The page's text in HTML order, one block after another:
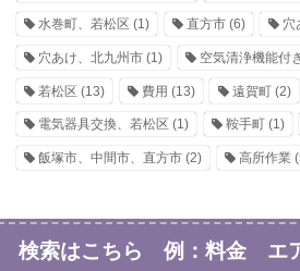
水巻町、若松区 (1) 直方市(6) 穴
穴あけ、北九州市 (1) 空気清浄機能付
若松区 (13) 費用 (13) 遠賀町(2)
電気器具交換、若松区 (1) 鞍手町(1)
飯塚市、中間市、直方市 (2) 高所作業
検索はこちら 例：料金 エ